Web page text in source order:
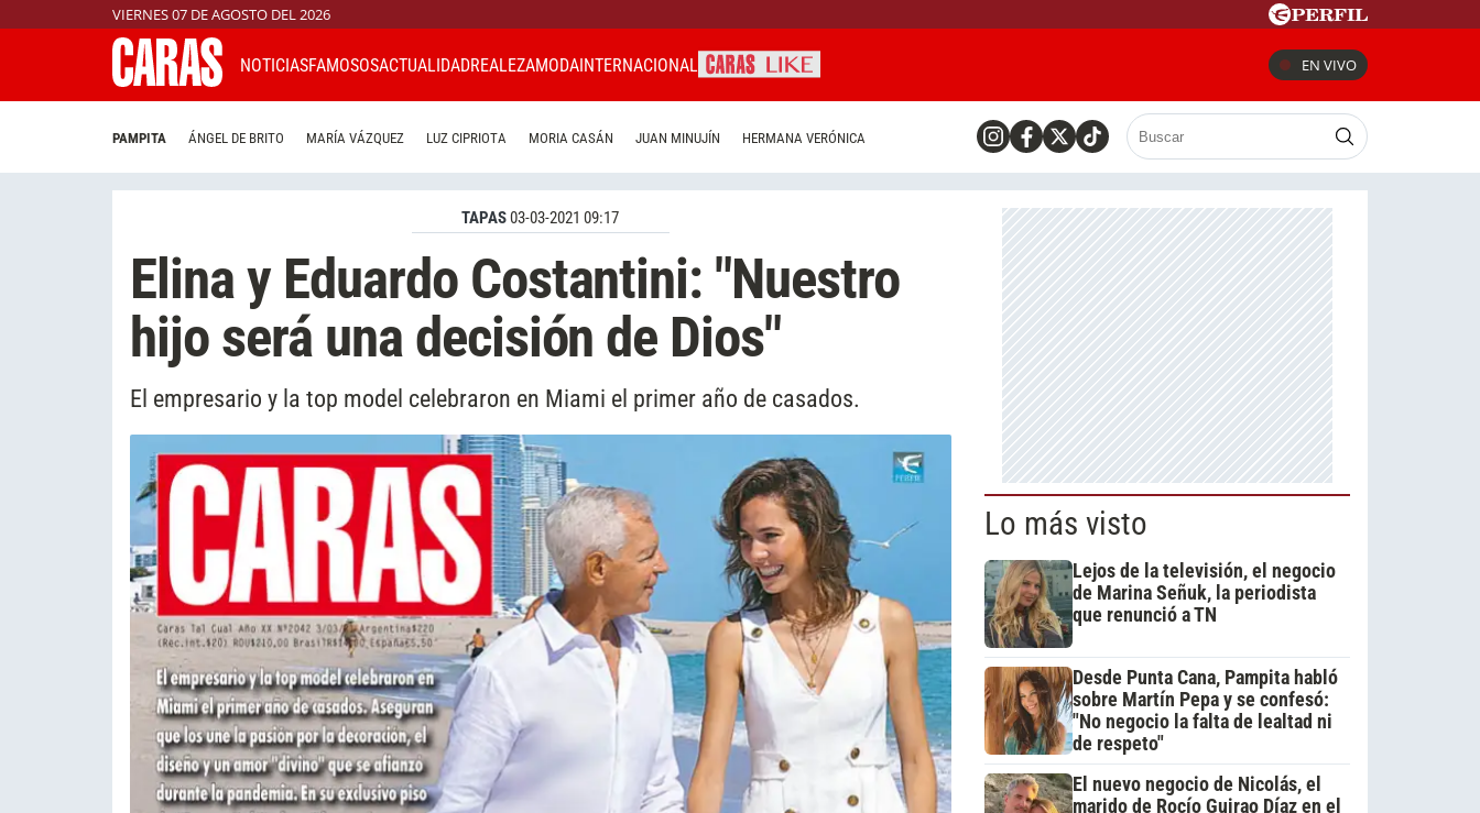
VIERNES 07 DE AGOSTO DEL 2026
NOTICIASFAMOSOSACTUALIDADREALEZAMODAINTERNACIONAL EN VIVO
PAMPITA ÁNGEL DE BRITO MARÍA VÁZQUEZ LUZ CIPRIOTA MORIA CASÁN JUAN MINUJÍN HERMANA VERÓNICA
TAPAS03-03-2021 09:17
Elina y Eduardo Costantini: "Nuestro
hijo será una decisión de Dios"
El empresario y la top model celebraron en Miami el primer año de casados.
Lo más visto
Lejos de la televisión, el negocio
de Marina Señuk, la periodista
que renunció a TN
Desde Punta Cana, Pampita habló
sobre Martín Pepa y se confesó:
"No negocio la falta de lealtad ni
de respeto"
El nuevo negocio de Nicolás, el
marido de Rocío Guirao Díaz en el